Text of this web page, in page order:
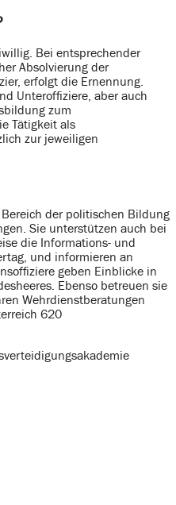
Bei entsprechender
Absolvierung der
erfolgt die Ernennung.
Unteroffiziere, aber auch
zum
Tätigkeit als
zur jeweiligen
der politischen Bildung
Sie unterstützen auch bei
die Informations- und
und informieren an
geben Einblicke in
Ebenso betreuen sie
Wehrdienstberatungen
620